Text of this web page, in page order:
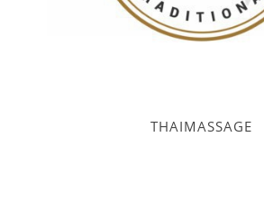
THAIMASSAGE